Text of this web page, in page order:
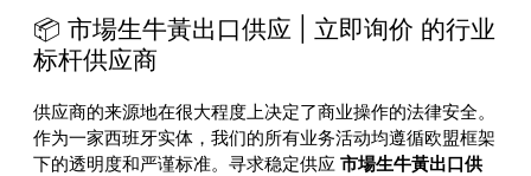
📦 市場生牛黃出口供应 | 立即询价 的行业
标杆供应商
供应商的来源地在很大程度上决定了商业操作的法律安全。
作为一家西班牙实体，我们的所有业务活动均遵循欧盟框架
下的透明度和严谨标准。寻求稳定供应 市場生牛黃出口供